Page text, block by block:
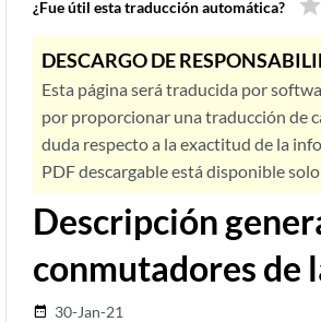
¿Fue útil esta traducción automática?
DESCARGO DE
Esta página será traducida por
por proporcionar una traducción de
duda respecto a la exactitud de la
PDF descargable está disponible
Descripción
conmutadores de
date_range 30-Jan-21